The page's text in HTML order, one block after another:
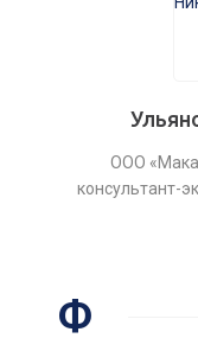
ООО
консультант-
Ф